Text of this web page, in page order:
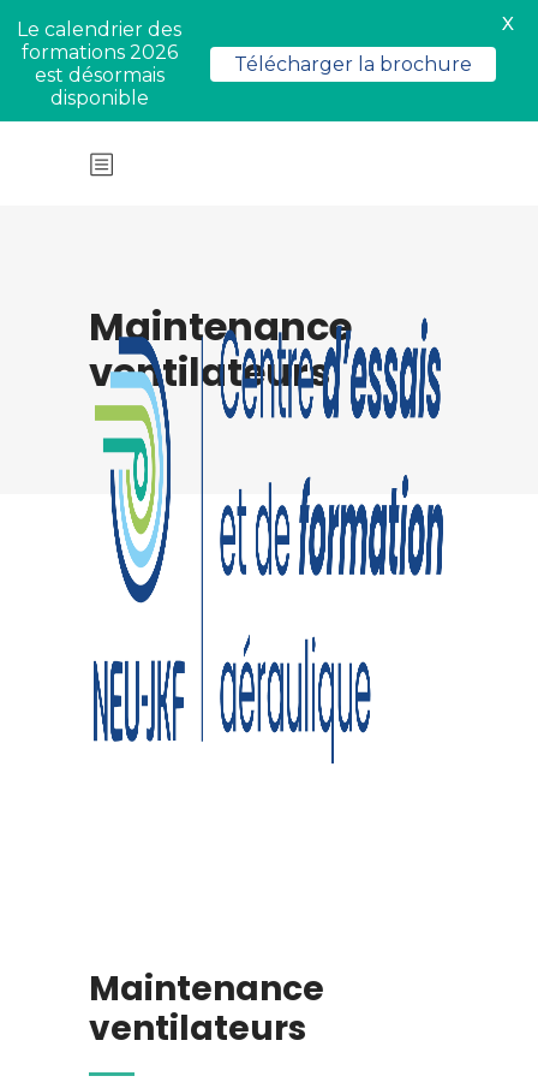
Maintenance
ventilateurs
Maintenance
ventilateurs
Le calendrier des
formations 2026
est désormais
disponible
Télécharger la brochure
X